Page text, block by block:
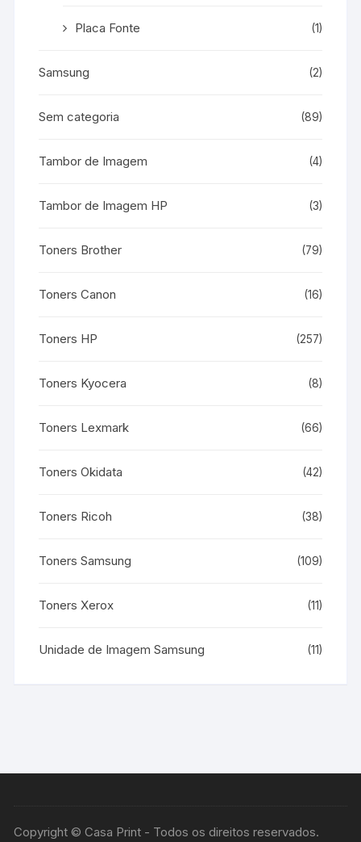
Placa Fonte (1)
Samsung (2)
Sem categoria (89)
Tambor de Imagem (4)
Tambor de Imagem HP (3)
Toners Brother (79)
Toners Canon (16)
Toners HP (257)
Toners Kyocera (8)
Toners Lexmark (66)
Toners Okidata (42)
Toners Ricoh (38)
Toners Samsung (109)
Toners Xerox (11)
Unidade de Imagem Samsung (11)
Copyright © Casa Print - Todos os direitos reservados.